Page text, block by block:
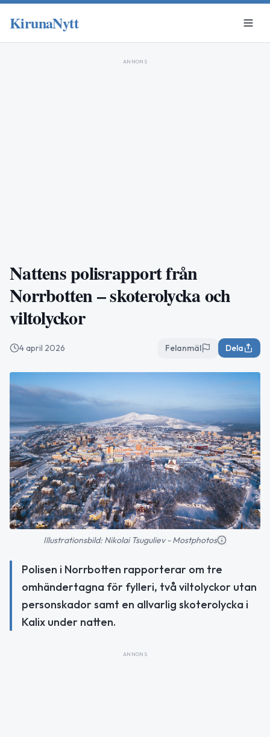
KirunaNytt
ANNONS
Nattens polisrapport från
Norrbotten – skoterolycka och
viltolyckor
4 april 2026 Felanmäl Dela
Illustrationsbild: Nikolai Tsuguliev - Mostphotos
Polisen i Norrbotten rapporterar om tre
omhändertagna för fylleri, två viltolyckor utan
personskador samt en allvarlig skoterolycka i
Kalix under natten.
ANNONS